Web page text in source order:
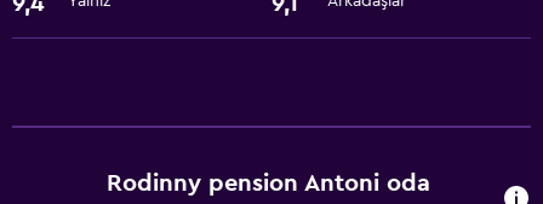
Rodinny pension Antoni oda